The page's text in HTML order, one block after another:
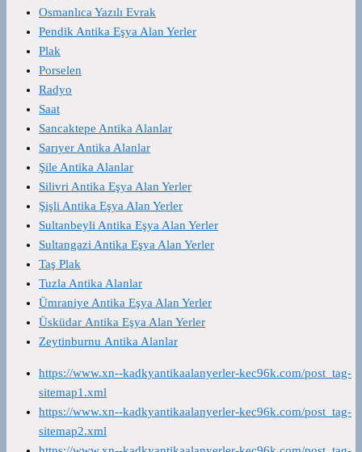
Osmanlıca Yazılı Evrak
Pendik Antika Eşya Alan Yerler
Plak
Porselen
Radyo
Saat
Sancaktepe Antika Alanlar
Sarıyer Antika Alanlar
Şile Antika Alanlar
Silivri Antika Eşya Alan Yerler
Şişli Antika Eşya Alan Yerler
Sultanbeyli Antika Eşya Alan Yerler
Sultangazi Antika Eşya Alan Yerler
Taş Plak
Tuzla Antika Alanlar
Ümraniye Antika Eşya Alan Yerler
Üsküdar Antika Eşya Alan Yerler
Zeytinburnu Antika Alanlar
https://www.xn--kadkyantikaalanyerler-kec96k.com/post_tag-
sitemap1.xml
https://www.xn--kadkyantikaalanyerler-kec96k.com/post_tag-
sitemap2.xml